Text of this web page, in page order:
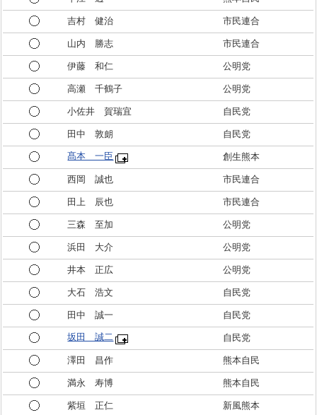
吉村 健治 市民連合
山内 勝志 市民連合
伊藤 和仁 公明党
高瀬 千鶴子 公明党
小佐井 賀瑞宜 自民党
田中 敦朗 自民党
髙本 一臣 創生熊本
西岡 誠也 市民連合
田上 辰也 市民連合
三森 至加 公明党
浜田 大介 公明党
井本 正広 公明党
大石 浩文 自民党
田中 誠一 自民党
坂田 誠二 自民党
澤田 昌作 熊本自民
満永 寿博 熊本自民
紫垣 正仁 新風熊本